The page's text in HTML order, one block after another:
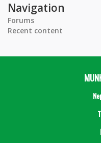
Navigation
Forums
Recent content